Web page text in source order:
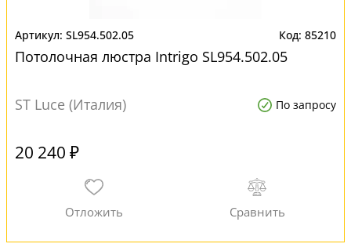
SL954.502.05 85210
Потолочная люстра Intrigo SL954.502.05
ST Luce (Италия) По запросу
20 240 ₽